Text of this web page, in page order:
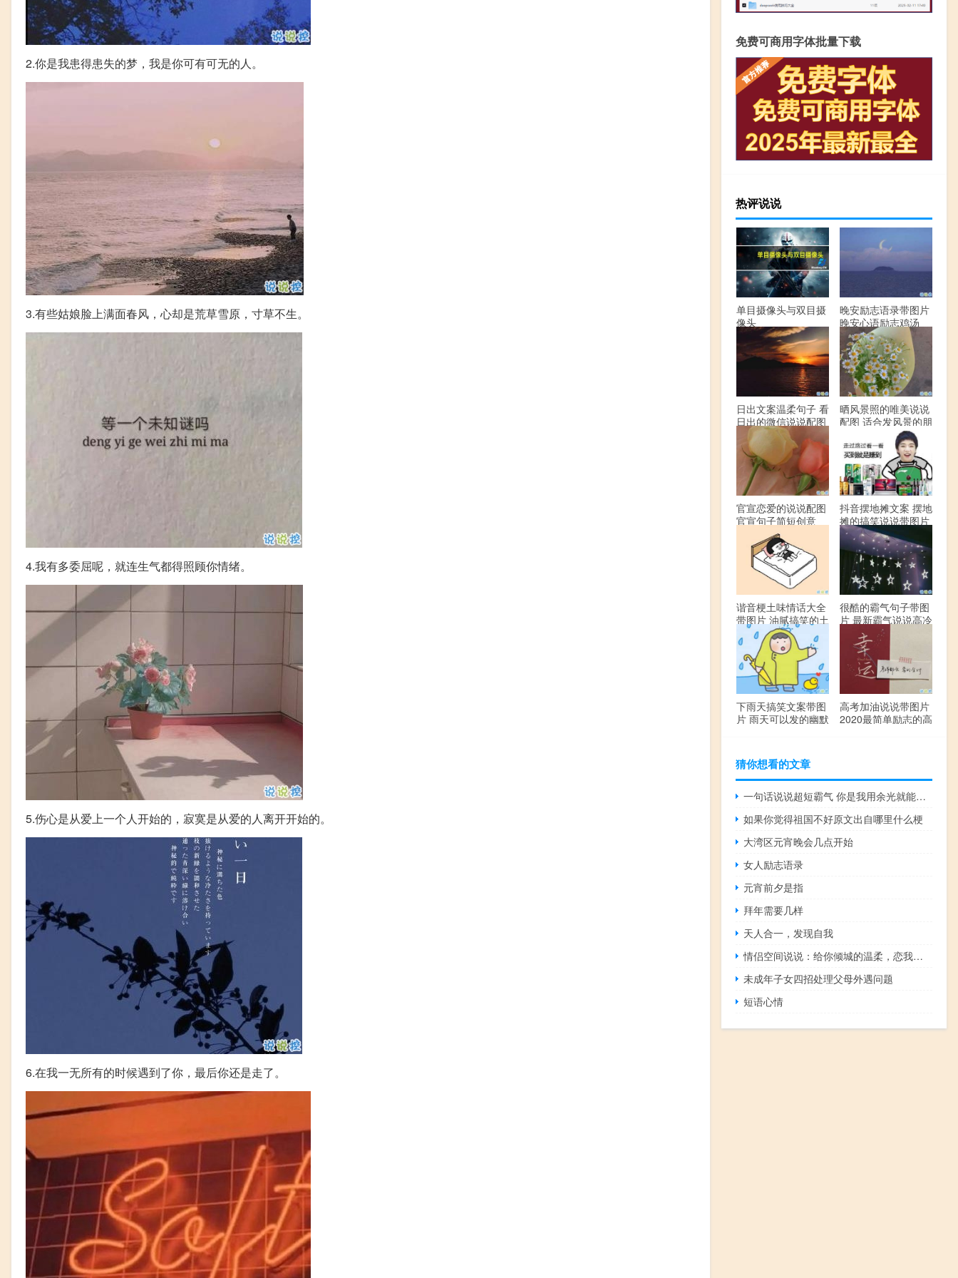
2.你是我患得患失的梦，我是你可有可无的人。
3.有些姑娘脸上满面春风，心却是荒草雪原，寸草不生。
4.我有多委屈呢，就连生气都得照顾你情绪。
5.伤心是从爱上一个人开始的，寂寞是从爱的人离开开始的。
6.在我一无所有的时候遇到了你，最后你还是走了。
免费可商用字体批量下载
热评说说
单目摄像头与双目摄
像头
晚安励志语录带图片
晚安心语励志鸡汤
日出文案温柔句子 看
日出的微信说说配图
晒风景照的唯美说说
配图 适合发风景的朋
官宣恋爱的说说配图
官宣句子简短创意
抖音摆地摊文案 摆地
摊的搞笑说说带图片
谐音梗土味情话大全
带图片 油腻搞笑的土
味情话
很酷的霸气句子带图
片 最新霸气说说高冷
下雨天搞笑文案带图
片 雨天可以发的幽默
高考加油说说带图片
2020最简单励志的高
猜你想看的文章
一句话说说超短霸气 你是我用余光就能看清的人
如果你觉得祖国不好原文出自哪里什么梗
大湾区元宵晚会几点开始
女人励志语录
元宵前夕是指
拜年需要几样
天人合一，发现自我
情侣空间说说：给你倾城的温柔，恋我半世的流离
未成年子女四招处理父母外遇问题
短语心情